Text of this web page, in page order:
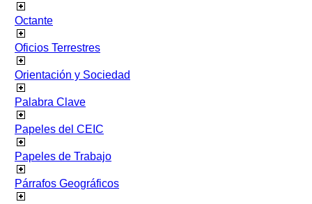
Octante
Oficios Terrestres
Orientación y Sociedad
Palabra Clave
Papeles del CEIC
Papeles de Trabajo
Párrafos Geográficos